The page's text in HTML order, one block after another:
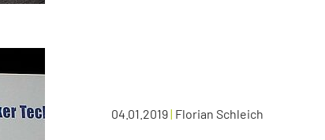
04.01.2019| Florian Schleich